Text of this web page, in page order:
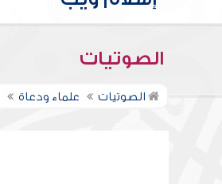
الصوتيات
الصوتيات علماء ودعاة